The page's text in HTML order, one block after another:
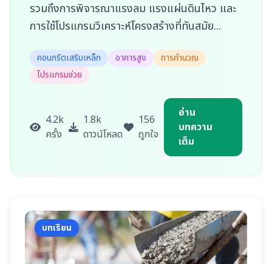
รวมถึงการพิจารณาแรงลม แรงแผ่นดินไหว และ
การใช้โปรแกรมวิเคราะห์โครงสร้างที่ทันสมัย...
คอนกรีตเสริมเหล็ก อาคารสูง
การคำนวณ
โปรแกรมช่วย
4.2k
ครั้ง
1.8k
ดาวน์โหลด
156
ถูกใจ
อ่าน
บทความ
เต็ม
บทเรียน